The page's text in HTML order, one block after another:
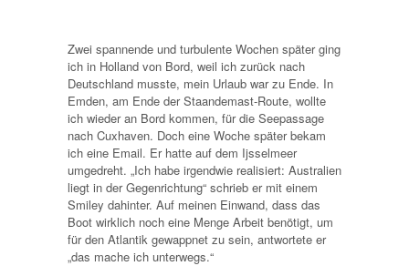
Zwei spannende und turbulente Wochen später ging
ich in Holland von Bord, weil ich zurück nach
Deutschland musste, mein Urlaub war zu Ende. In
Emden, am Ende der Staandemast-Route, wollte
ich wieder an Bord kommen, für die Seepassage
nach Cuxhaven. Doch eine Woche später bekam
ich eine Email. Er hatte auf dem Ijsselmeer
umgedreht. „Ich habe irgendwie realisiert: Australien
liegt in der Gegenrichtung“ schrieb er mit einem
Smiley dahinter. Auf meinen Einwand, dass das
Boot wirklich noch eine Menge Arbeit benötigt, um
für den Atlantik gewappnet zu sein, antwortete er
„das mache ich unterwegs.“